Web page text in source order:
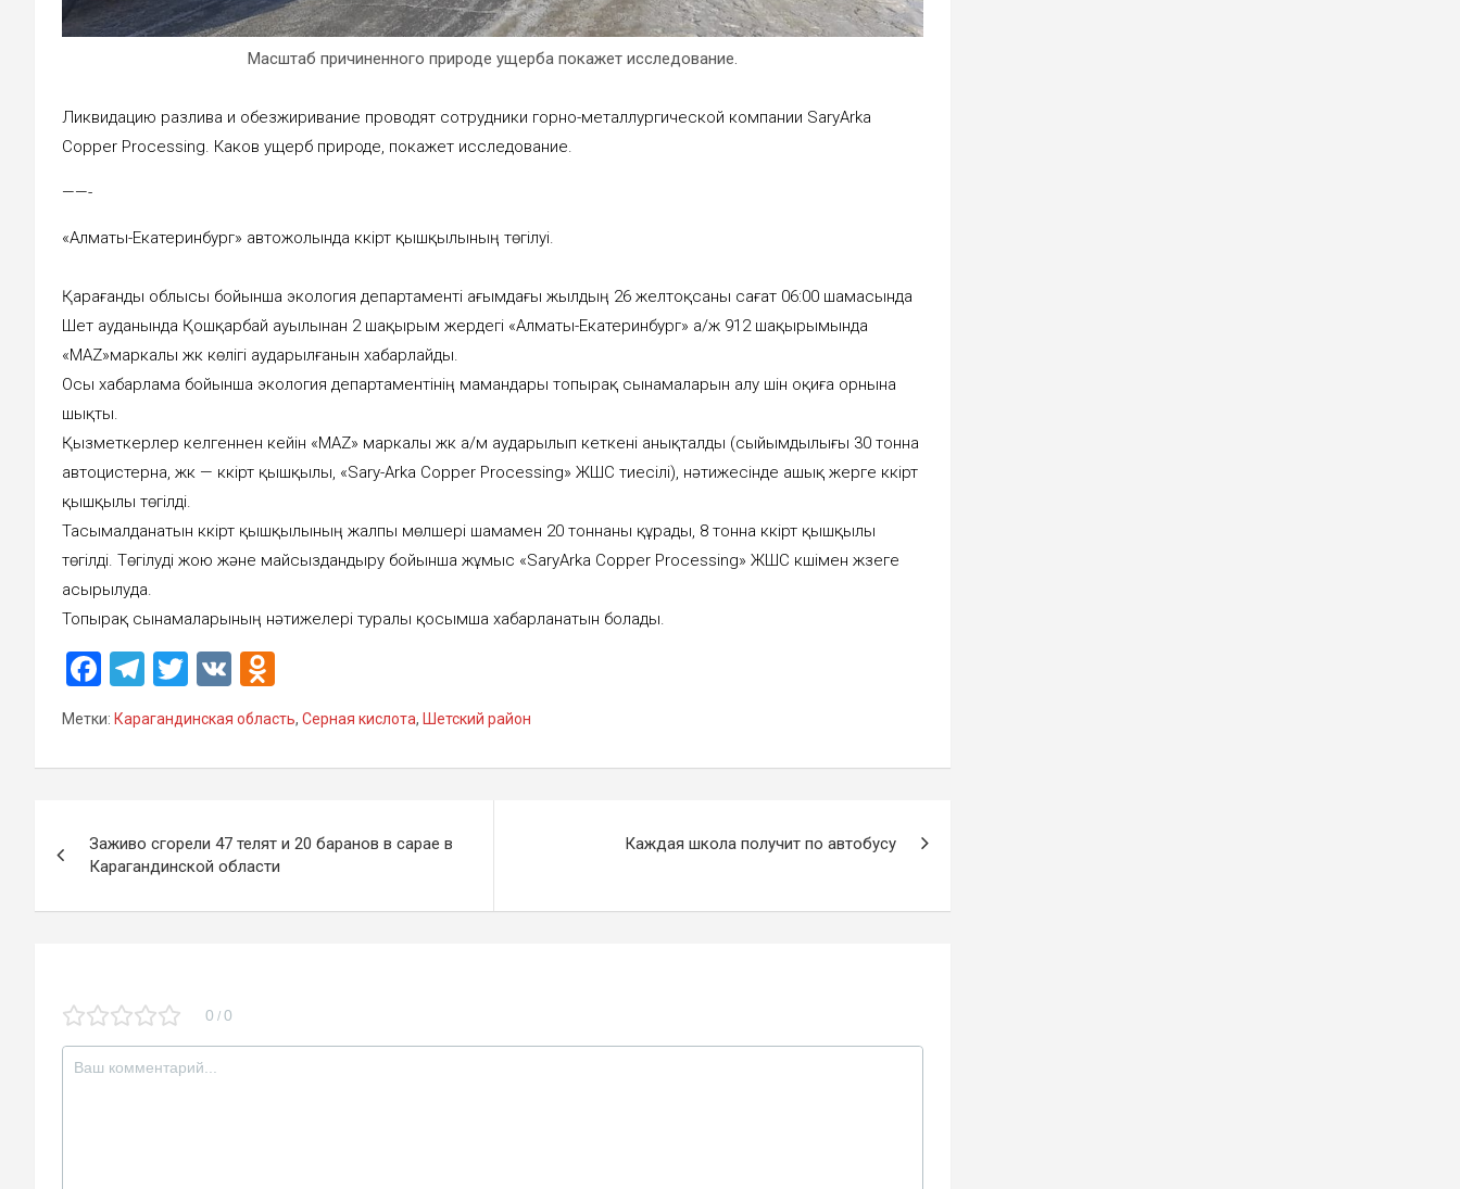
Масштаб причиненного природе ущерба покажет исследование.
Ликвидацию разлива и обезжиривание проводят сотрудники горно-металлургической компании SaryArka
Copper Processing. Каков ущерб природе, покажет исследование.
——-
«Алматы-Екатеринбург» автожолында күкірт қышқылының төгілуі.
Қарағанды облысы бойынша экология департаменті ағымдағы жылдың 26 желтоқсаны сағат 06:00 шамасында
Шет ауданында Қошқарбай ауылынан 2 шақырым жердегі «Алматы-Екатеринбург» а/ж 912 шақырымында
«MAZ»маркалы жүк көлігі аударылғанын хабарлайды.
Осы хабарлама бойынша экология департаментінің мамандары топырақ сынамаларын алу үшін оқиға орнына
шықты.
Қызметкерлер келгеннен кейін «MAZ» маркалы жүк а/м аударылып кеткені анықталды (сыйымдылығы 30 тонна
автоцистерна, жүк — күкірт қышқылы, «Sary-Arka Сopper Processing» ЖШС тиесілі), нәтижесінде ашық жерге күкірт
қышқылы төгілді.
Тасымалданатын күкірт қышқылының жалпы мөлшері шамамен 20 тоннаны құрады, 8 тонна күкірт қышқылы
төгілді. Төгілуді жою және майсыздандыру бойынша жұмыс «SaryArka Copper Processing» ЖШС күшімен жүзеге
асырылуда.
Топырақ сынамаларының нәтижелері туралы қосымша хабарланатын болады.
F
a
ce
b
o
k
T
e
gr
m
T
tt
er
V
K
n
o
a
ss
ni
Метки: Карагандинская область, Серная кислота, Шетский район
по
записям
Заживо сгорели 47 телят и 20 баранов в сарае в
Карагандинской области
Каждая школа получит по автобусу
0 / 0